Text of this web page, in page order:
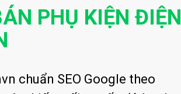
PHỤ KIỆN ĐIỆN
chuẩn SEO Google theo